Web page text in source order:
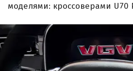
моделями: кроссоверами U70